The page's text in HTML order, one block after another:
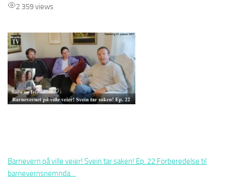
2 359 views
Barnevern på ville veier! Svein tar saken! Ep. 22 Forberedelse til
barnevernsnemnda…